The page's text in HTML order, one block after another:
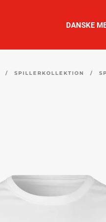
DANSKE
/SPILLERKOLLEKTION /